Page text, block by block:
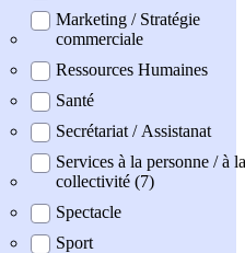
Marketing / Stratégie
commerciale
Ressources Humaines
Santé
Secrétariat / Assistanat
Services à la personne / à la
collectivité (7)
Spectacle
Sport